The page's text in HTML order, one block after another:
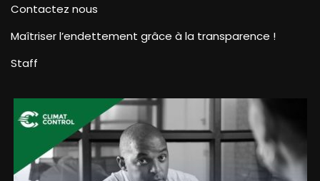
Contactez nous
Maîtriser l’endettement grâce à la transparence !
Staff